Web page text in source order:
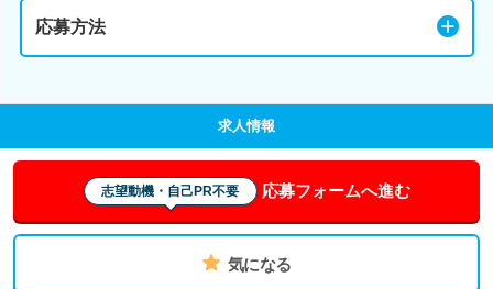
応募方法
求人情報
志望動機・自己PR不要 応募フォームへ進む
気になる